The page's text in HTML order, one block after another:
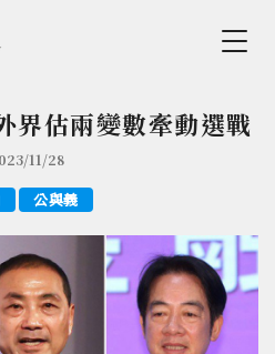
Navigation
content
界估兩變數牽動選戰
11/28
公與義